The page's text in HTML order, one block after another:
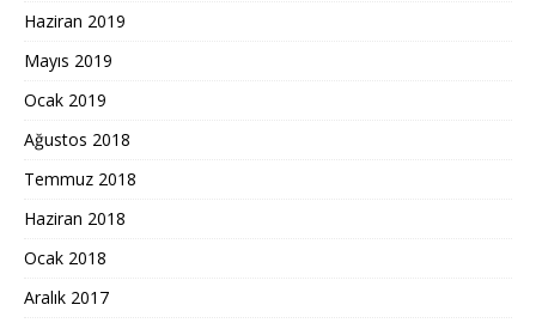
Haziran 2019
Mayıs 2019
Ocak 2019
Ağustos 2018
Temmuz 2018
Haziran 2018
Ocak 2018
Aralık 2017